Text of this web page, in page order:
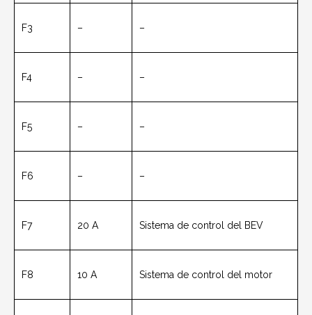
F3 – –
F4 – –
F5 – –
F6 – –
F7 20 A Sistema de control del BEV
F8 10 A Sistema de control del motor